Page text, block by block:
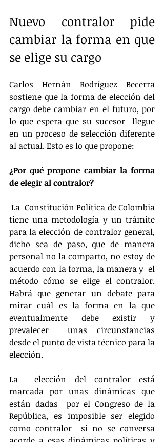
Nuevo contralor pide
cambiar la forma en que
se elige su cargo
Carlos Hernán Rodríguez Becerra
sostiene que la forma de elección del
cargo debe cambiar en el futuro, por
lo que espera que su sucesor  llegue
en un proceso de selección diferente
al actual. Esto es lo que propone:
¿Por qué propone cambiar la forma
de elegir al contralor?
La  Constitución Política de Colombia
tiene una metodología y un trámite
para la elección de contralor general,
dicho sea de paso, que de manera
personal no la comparto, no estoy de
acuerdo con la forma, la manera y  el
método cómo se elige el contralor.
Habrá que generar un debate para
mirar cuál es la forma en la que
eventualmente debe existir y
prevalecer  unas circunstancias
desde el punto de vista técnico para la
elección.
La  elección del contralor está
marcada por unas dinámicas que
están dadas  por el Congreso de la
República, es imposible ser elegido
como contralor  si no se conversa